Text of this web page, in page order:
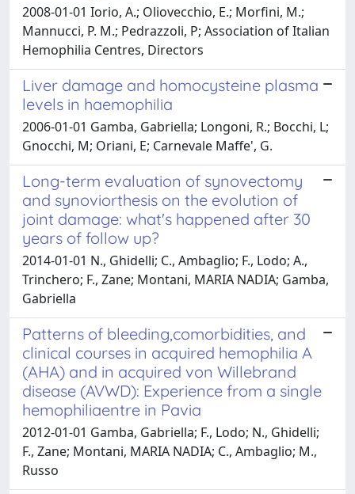
2008-01-01 Iorio, A.; Oliovecchio, E.; Morfini, M.;
Mannucci, P. M.; Pedrazzoli, P; Association of Italian
Hemophilia Centres, Directors
Liver damage and homocysteine plasma
levels in haemophilia
2006-01-01 Gamba, Gabriella; Longoni, R.; Bocchi, L;
Gnocchi, M; Oriani, E; Carnevale Maffe', G.
Long-term evaluation of synovectomy
and synoviorthesis on the evolution of
joint damage: what's happened after 30
years of follow up?
2014-01-01 N., Ghidelli; C., Ambaglio; F., Lodo; A.,
Trinchero; F., Zane; Montani, MARIA NADIA; Gamba,
Gabriella
Patterns of bleeding,comorbidities, and
clinical courses in acquired hemophilia A
(AHA) and in acquired von Willebrand
disease (AVWD): Experience from a single
hemophiliaentre in Pavia
2012-01-01 Gamba, Gabriella; F., Lodo; N., Ghidelli;
F., Zane; Montani, MARIA NADIA; C., Ambaglio; M.,
Russo